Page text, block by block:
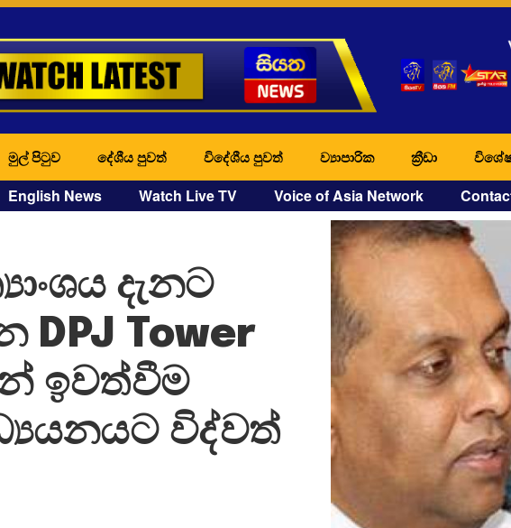
මුල් පිටුව දේශීය පුවත් විදේශීය පුවත් ව්‍යාපාරික ක්‍රීඩා
English News Watch Live TV Voice of Asia Network
දැනට
DPJ Tower
ඉවත්වීම
විද්වත්